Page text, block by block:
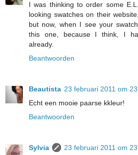
I was thinking to order some
looking swatches on their
but now, when I see your
this one, because I think, I
already.
Beantwoorden
Beautista 23 februari 2011 om
Echt een mooie paarse kkleur!
Beantwoorden
Sylvia
23 februari 2011 om